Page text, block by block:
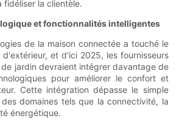
la clientèle.
et fonctionnalités intelligentes
de la maison connectée a touché le
et d'ici 2025, les fournisseurs
jardin devraient intégrer davantage de
pour améliorer le confort et
Cette intégration dépasse le simple
domaines tels que la connectivité, la
énergétique.